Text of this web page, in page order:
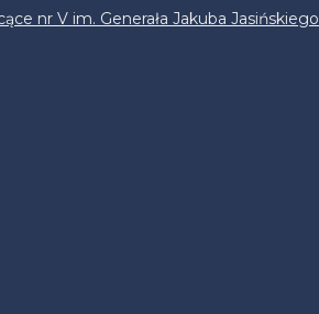
nr V im. Generała Jakuba Jasińskiego